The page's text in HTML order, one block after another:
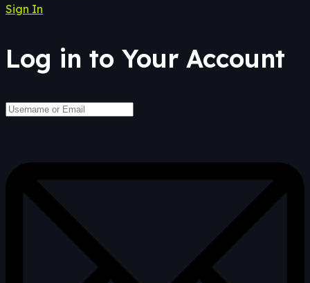
Sign In
Log in to Your Account